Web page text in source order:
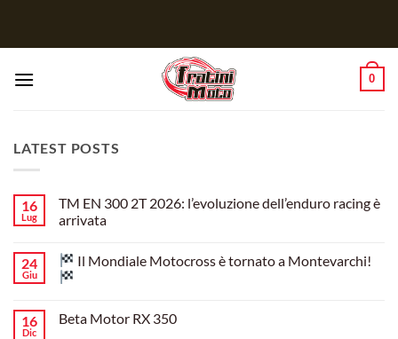
0
LATEST POSTS
16
Lug
TM EN 300 2T 2026: l’evoluzione dell’enduro racing è
arrivata
su
TM
EN
2026:
24
Giu
Il Mondiale Motocross è tornato a Montevarchi!
su
16
Dic
Beta Motor RX 350